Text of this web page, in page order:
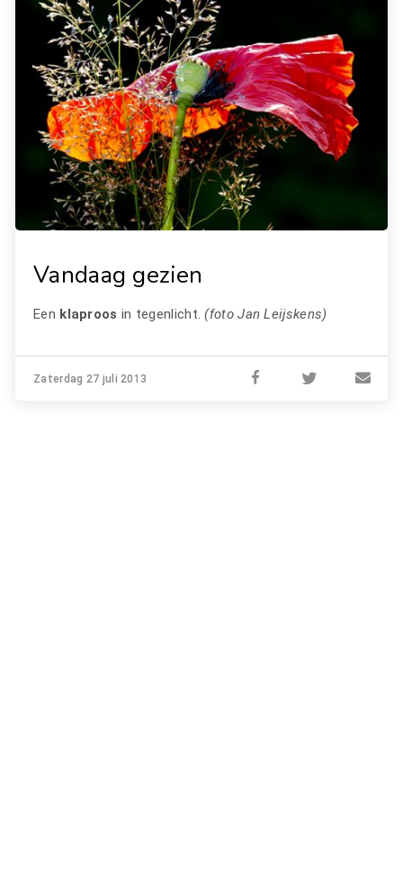
Vandaag gezien
Een klaproos in tegenlicht.(foto Jan Leijskens)
Zaterdag 27 juli 2013